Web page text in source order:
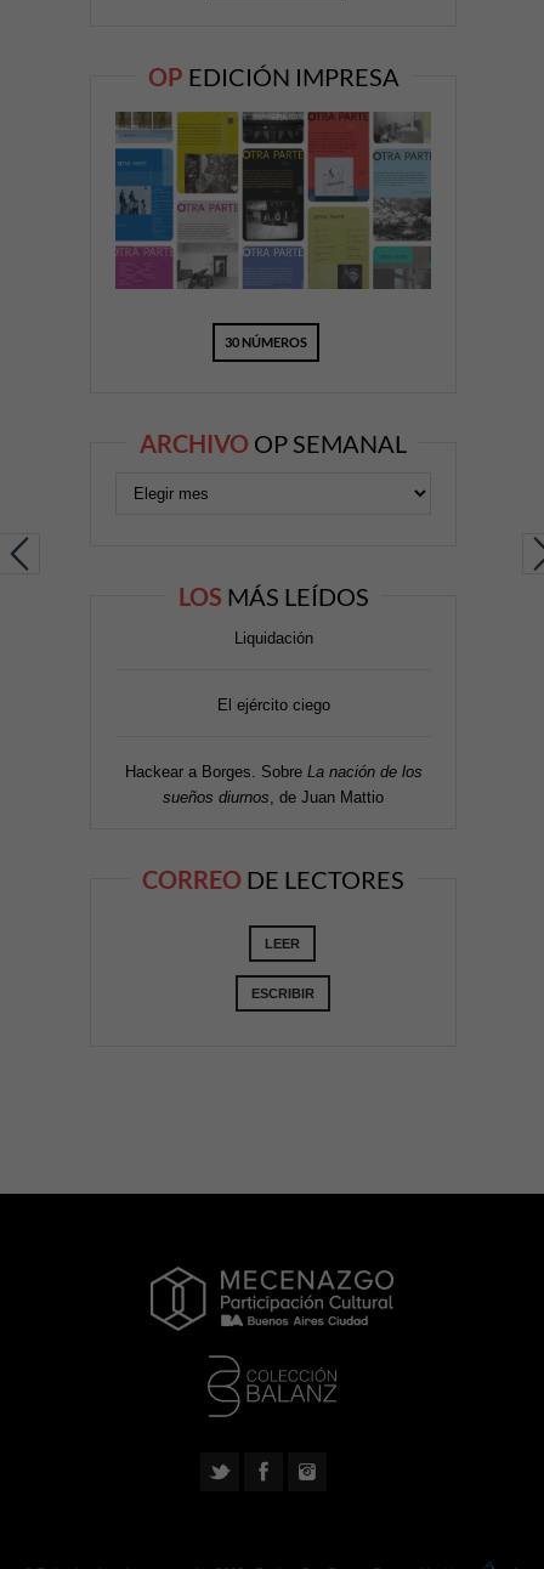
OP EDICIÓN IMPRESA
30 NÚMEROS
ARCHIVO OP SEMANAL
LOS MÁS LEÍDOS
Liquidación
El ejército ciego
Hackear a Borges. Sobre La nación de los
sueños diurnos , de Juan Mattio
CORREO DE LECTORES
LEER
ESCRIBIR